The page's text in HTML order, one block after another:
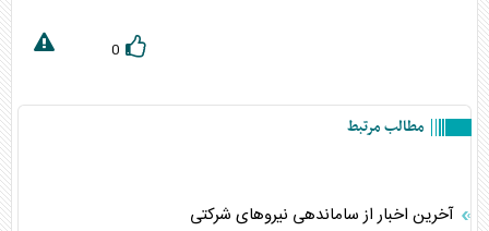
0
مطالب مرتبط
آخرین اخبار از ساماندهی نیروهای شرکتی